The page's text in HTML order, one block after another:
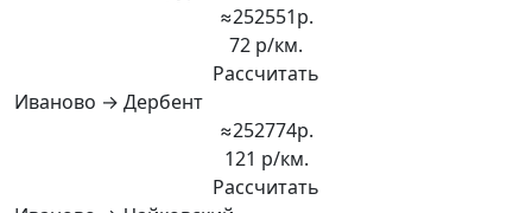
≈252551р.
72 р/км.
Рассчитать
Иваново → Дербент
≈252774р.
121 р/км.
Рассчитать